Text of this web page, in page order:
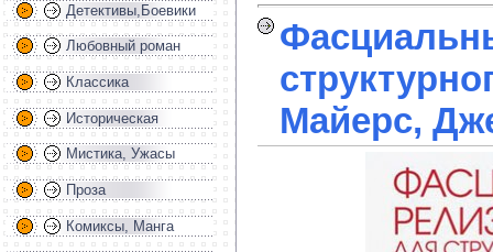
Детективы,Боевики
Любовный роман
Классика
Историческая
Мистика, Ужасы
Проза
Комиксы, Манга
Майерс,